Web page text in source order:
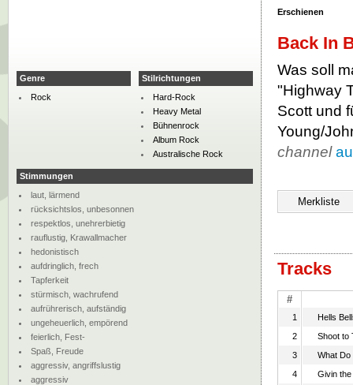
Erschienen
Back In
Was soll
"Highway
Scott und
Young/
channel
Tracks
#
1
Hells
2
Shoot to
3
What Do
4
Givin
Genre
Rock
Stilrichtungen
Hard-Rock
Heavy Metal
Bühnenrock
Album Rock
Australische Rock
Stimmungen
laut, lärmend
rücksichtslos, unbesonnen
respektlos, unehrerbietig
rauflustig, Krawallmacher
hedonistisch
aufdringlich, frech
Tapferkeit
stürmisch, wachrufend
aufrührerisch, aufständig
ungeheuerlich, empörend
feierlich, Fest-
Spaß, Freude
aggressiv, angriffslustig
aggressiv